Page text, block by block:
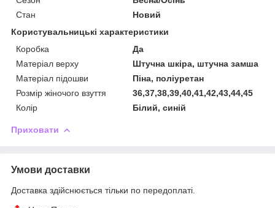
Стан
Новий
Користувальницькі характеристики
Коробка
Да
Матеріал верху
Штучна шкіра, штучна замша
Матеріал підошви
Піна, поліуретан
Розмір жіночого взуття
36,37,38,39,40,41,42,43,44,45
Колір
Білий, синій
Приховати
Умови доставки
Доставка здійснюється тільки по передоплаті.